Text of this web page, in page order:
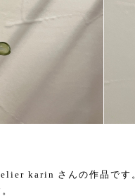
karin さんの作品です